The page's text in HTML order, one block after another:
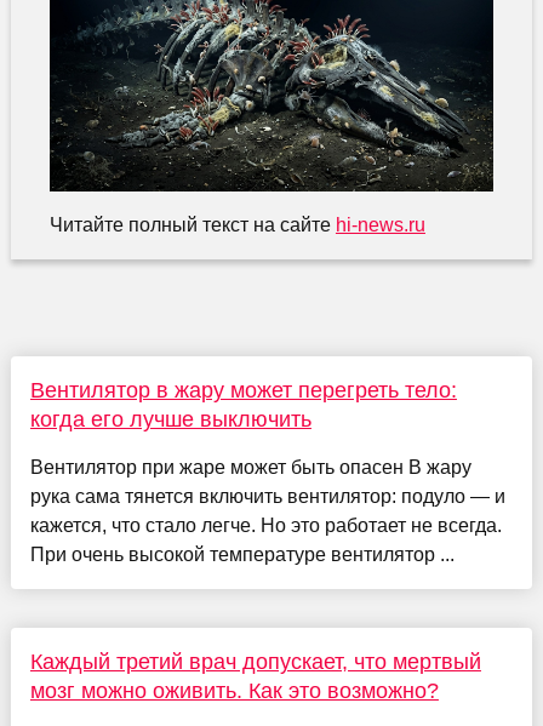
Читайте полный текст на сайте hi-news.ru
Вентилятор в жару может перегреть тело:
когда его лучше выключить
Вентилятор при жаре может быть опасен В жару
рука сама тянется включить вентилятор: подуло — и
кажется, что стало легче. Но это работает не всегда.
При очень высокой температуре вентилятор ...
Каждый третий врач допускает, что мертвый
мозг можно оживить. Как это возможно?